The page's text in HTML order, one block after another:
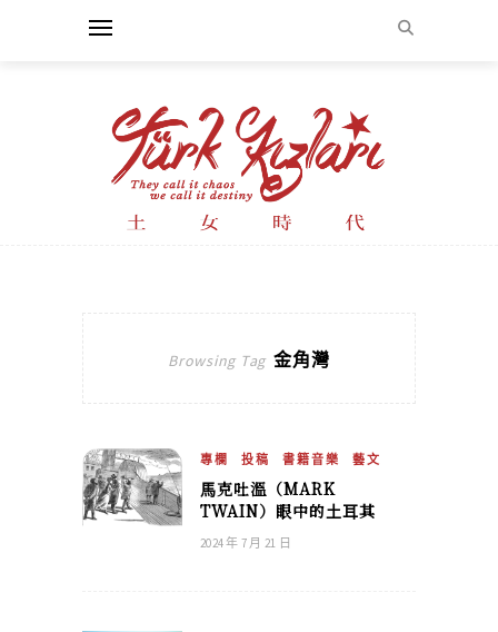
Browsing Tag 金角灣
專欄 投稿 書籍音樂 藝文
⾺克吐溫（MARK
TWAIN）眼中的⼟⽿其
2024 年 7 月 21 日